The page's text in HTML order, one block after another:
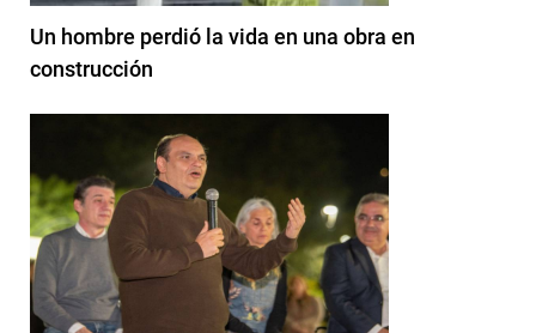
Un hombre perdió la vida en una obra en
construcción